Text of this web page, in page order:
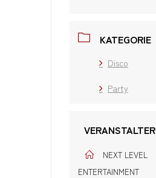
KATEGORIE
Disco
Party
VERANSTALTER
NEXT LEVEL
ENTERTAINMENT